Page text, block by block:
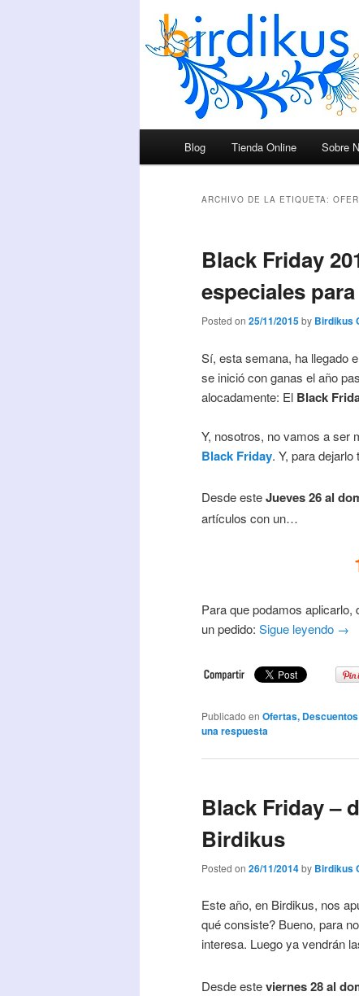
Ir al contenido principal
Ir al contenido secundario
Blog Tienda Online Sobre
ARCHIVO DE LA ETIQUETA:
Black Friday
especiales
Posted on 25/11/2015by Birdikus
Sí, esta semana, ha llegado
se inició con ganas el año
alocadamente: El Black
Y, nosotros, no vamos a ser
Black Friday. Y, para
Desde esteJueves 26 al
artículos con un…
Para que podamos aplicarlo,
un pedido: Sigue leyendo →
Publicado en Ofertas,
una respuesta
Black Friday –
Birdikus
Posted on 26/11/2014by Birdikus
Este año, en Birdikus, nos
qué consiste? Bueno, para
interesa. Luego ya vendrán
Desde esteviernes 28 al